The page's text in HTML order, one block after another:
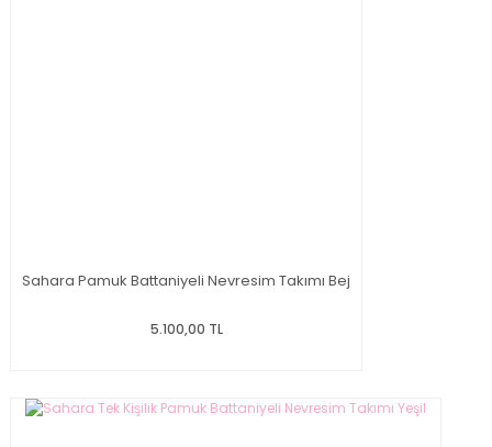
Sahara Pamuk Battaniyeli Nevresim Takımı Bej
5.100,00 TL